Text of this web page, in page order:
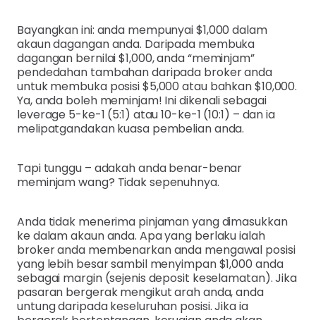
Bayangkan ini: anda mempunyai $1,000 dalam
akaun dagangan anda. Daripada membuka
dagangan bernilai $1,000, anda “meminjam”
pendedahan tambahan daripada broker anda
untuk membuka posisi $5,000 atau bahkan $10,000.
Ya, anda boleh meminjam! Ini dikenali sebagai
leverage 5-ke-1 (5:1) atau 10-ke-1 (10:1) – dan ia
melipatgandakan kuasa pembelian anda.
Tapi tunggu – adakah anda benar-benar
meminjam wang? Tidak sepenuhnya.
Anda tidak menerima pinjaman yang dimasukkan
ke dalam akaun anda. Apa yang berlaku ialah
broker anda membenarkan anda mengawal posisi
yang lebih besar sambil menyimpan $1,000 anda
sebagai margin (sejenis deposit keselamatan). Jika
pasaran bergerak mengikut arah anda, anda
untung daripada keseluruhan posisi. Jika ia